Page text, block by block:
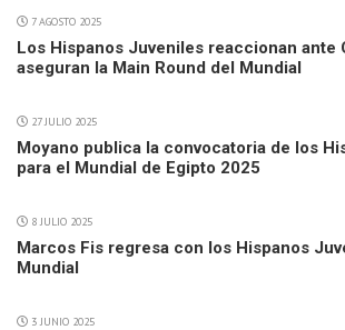
7 AGOSTO 2025
Los Hispanos Juveniles reaccionan ante
aseguran la Main Round del Mundial
27 JULIO 2025
Moyano publica la convocatoria de los
para el Mundial de Egipto 2025
8 JULIO 2025
Marcos Fis regresa con los Hispanos
Mundial
3 JUNIO 2025